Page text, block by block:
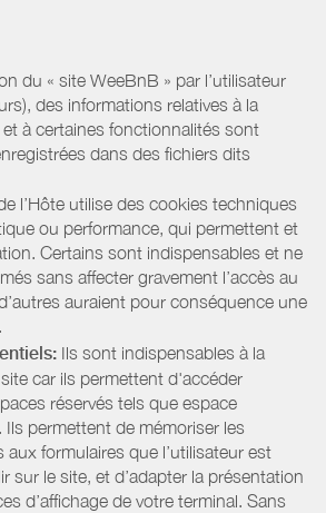
du « site WeeBnB » par l’utilisateur
des informations relatives à la
à certaines fonctionnalités sont
dans des fichiers dits
l’Hôte utilise des cookies techniques
ou performance, qui permettent et
Certains sont indispensables et ne
sans affecter gravement l’accès au
auraient pour conséquence une
Ils sont indispensables à la
car ils permettent d'accéder
réservés tels que espace
Ils permettent de mémoriser les
aux formulaires que l’utilisateur est
sur le site, et d’adapter la présentation
d’affichage de votre terminal. Sans